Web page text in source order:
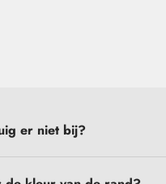
er niet bij?